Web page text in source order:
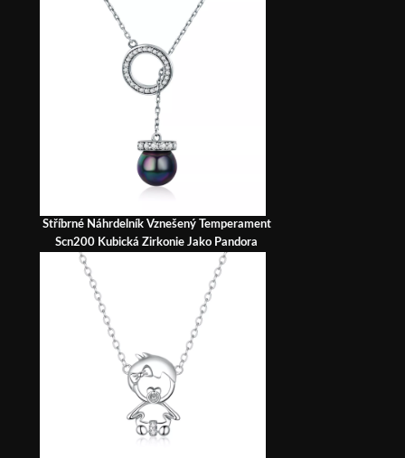
Stříbrné Náhrdelník Vznešený Temperament
Scn200 Kubická Zirkonie Jako Pandora